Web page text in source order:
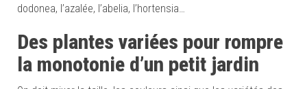
dodonea, l’azalée, l’abelia, l’hortensia…
Des plantes variées pour rompre
la monotonie d’un petit jardin